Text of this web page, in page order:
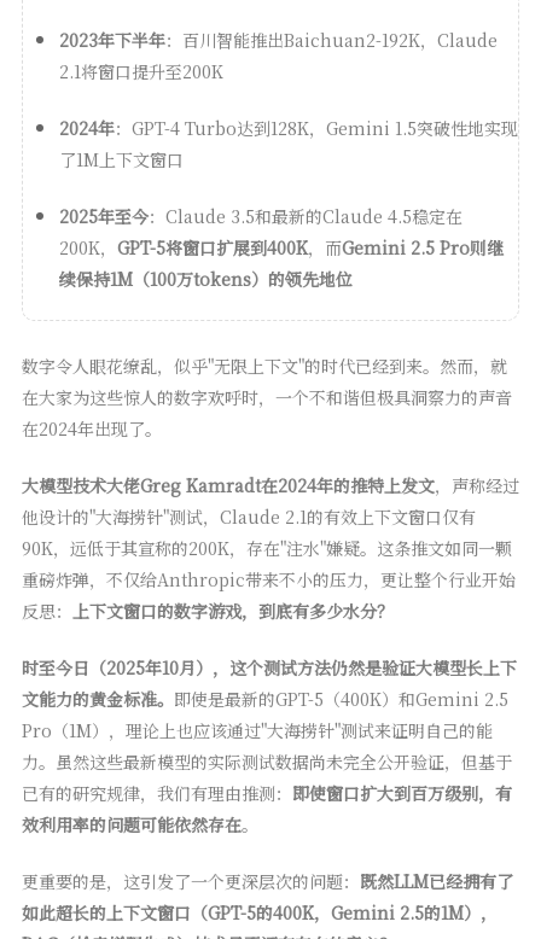
2023年下半年：百川智能推出Baichuan2-192K，Claude
2.1将窗口提升至200K
2024年：GPT-4 Turbo达到128K，Gemini 1.5突破性地实现
了1M上下文窗口
2025年至今：Claude 3.5和最新的Claude 4.5稳定在
200K， GPT-5将窗口扩展到400K，而Gemini 2.5 Pro则继
续保持1M（100万tokens）的领先地位
数字令人眼花缭乱，似乎"无限上下文"的时代已经到来。然而，就
在大家为这些惊人的数字欢呼时，一个不和谐但极具洞察力的声音
在2024年出现了。
大模型技术大佬Greg Kamradt在2024年的推特上发文，声称经过
他设计的"大海捞针"测试，Claude 2.1的有效上下文窗口仅有
90K，远低于其宣称的200K，存在"注水"嫌疑。这条推文如同一颗
重磅炸弹，不仅给Anthropic带来不小的压力，更让整个行业开始
反思：
上下文窗口的数字游戏，到底有多少水分？
时至今日（2025年10月），这个测试方法仍然是验证大模型长上下
文能力的黄金标准。 即使是最新的GPT-5（400K）和Gemini 2.5
Pro（1M），理论上也应该通过"大海捞针"测试来证明自己的能
力。虽然这些最新模型的实际测试数据尚未完全公开验证，但基于
已有的研究规律，我们有理由推测： 即使窗口扩大到百万级别，有
效利用率的问题可能依然存在。
更重要的是，这引发了一个更深层次的问题： 既然LLM已经拥有了
如此超长的上下文窗口（GPT-5的400K，Gemini 2.5的1M），